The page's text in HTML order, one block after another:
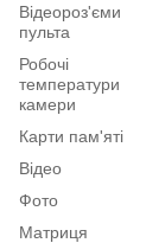
Відеороз'єми
пульта
Робочі
температури
камери
Карти пам'яті
Відео
Фото
Матриця